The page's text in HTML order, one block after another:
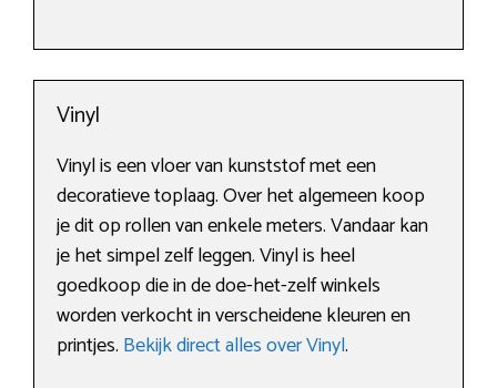
Vinyl
Vinyl is een vloer van kunststof met een
decoratieve toplaag. Over het algemeen koop
je dit op rollen van enkele meters. Vandaar kan
je het simpel zelf leggen. Vinyl is heel
goedkoop die in de doe-het-zelf winkels
worden verkocht in verscheidene kleuren en
printjes. Bekijk direct alles over Vinyl.